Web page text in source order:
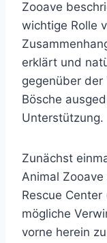
Zooave
wichtige Rolle
erklärt und
gegenüber
Bösche
Unterstützung.
Zunächst
Animal
Rescue
mögliche
vorne herein